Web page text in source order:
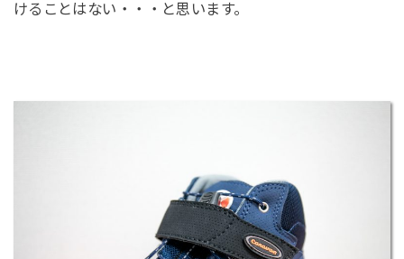
けることはない・・・と思います。